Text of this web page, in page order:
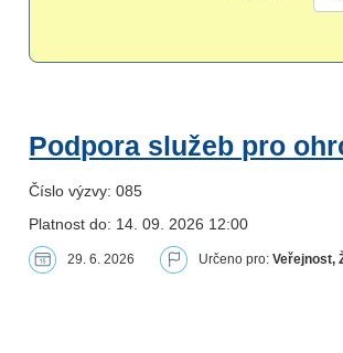
Podpora služeb pro
Číslo výzvy: 085
Platnost do: 14. 09. 2026 12:00
29. 6. 2026 Určeno pro:Veřejnost,